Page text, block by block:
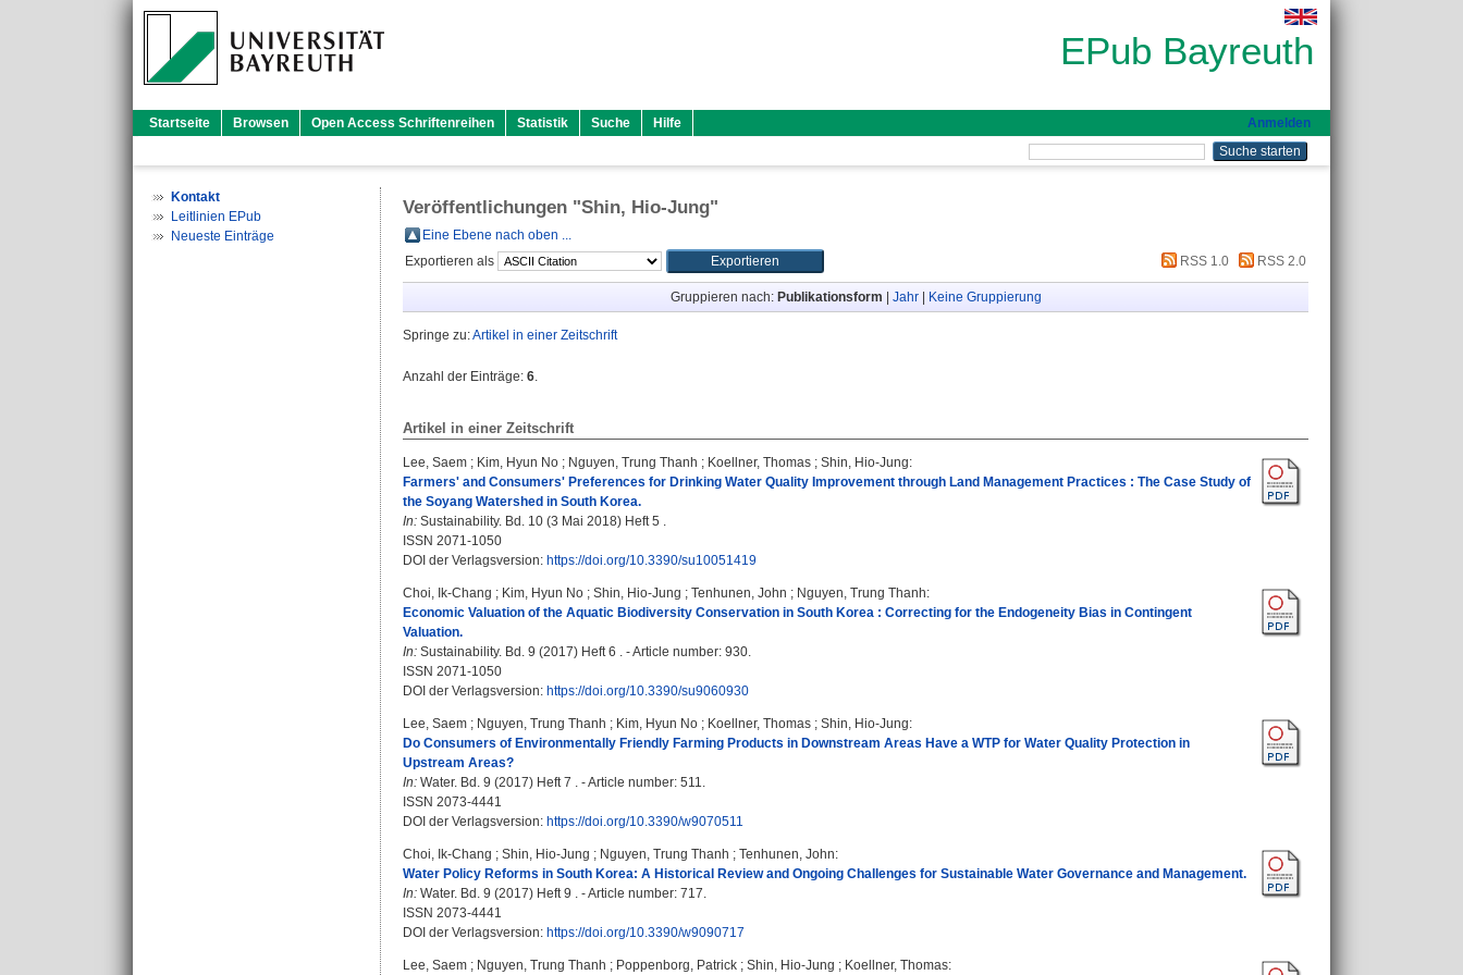
EPub Bayreuth
Startseite Browsen Open Access Schriftenreihen Statistik Suche Hilfe Anmelden
Kontakt
Leitlinien EPub
Neueste Einträge
Veröffentlichungen "Shin, Hio-Jung"
Eine Ebene nach oben ...
Exportieren als
RSS 1.0 RSS 2.0
Gruppieren nach: Publikationsform Jahr| Keine Gruppierung
Springe zu:Artikel in einer Zeitschrift
Anzahl der Einträge: 6.
Artikel in einer Zeitschrift
Lee, Saem ; Kim, Hyun No ; Nguyen, Trung Thanh ; Koellner, Thomas ; Shin, Hio-Jung:
Farmers' and Consumers' Preferences for Drinking Water Quality Improvement through Land Management Practices : The Case Study of
the Soyang Watershed in South Korea.
In: Sustainability. Bd. 10 (3 Mai 2018) Heft 5 .
ISSN 2071-1050
DOI der Verlagsversion: https://doi.org/10.3390/su10051419
Choi, Ik-Chang ; Kim, Hyun No ; Shin, Hio-Jung ; Tenhunen, John ; Nguyen, Trung Thanh:
Economic Valuation of the Aquatic Biodiversity Conservation in South Korea : Correcting for the Endogeneity Bias in Contingent
Valuation.
In: Sustainability. Bd. 9 (2017) Heft 6 . - Article number: 930.
ISSN 2071-1050
DOI der Verlagsversion: https://doi.org/10.3390/su9060930
Lee, Saem ; Nguyen, Trung Thanh ; Kim, Hyun No ; Koellner, Thomas ; Shin, Hio-Jung:
Do Consumers of Environmentally Friendly Farming Products in Downstream Areas Have a WTP for Water Quality Protection in
Upstream Areas?
In: Water. Bd. 9 (2017) Heft 7 . - Article number: 511.
ISSN 2073-4441
DOI der Verlagsversion: https://doi.org/10.3390/w9070511
Choi, Ik-Chang ; Shin, Hio-Jung ; Nguyen, Trung Thanh ; Tenhunen, John:
Water Policy Reforms in South Korea: A Historical Review and Ongoing Challenges for Sustainable Water Governance and Management.
In: Water. Bd. 9 (2017) Heft 9 . - Article number: 717.
ISSN 2073-4441
DOI der Verlagsversion: https://doi.org/10.3390/w9090717
Lee, Saem ; Nguyen, Trung Thanh ; Poppenborg, Patrick ; Shin, Hio-Jung ; Koellner, Thomas: